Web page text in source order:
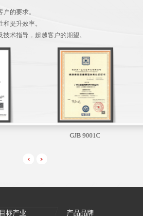
的要求。
提升效率。
术指导，超越客户的期望。
GJB 9001C
目标产业 产品品牌